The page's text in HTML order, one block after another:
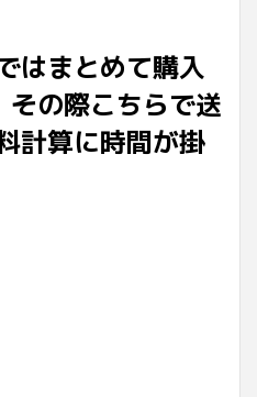
はまとめて購入
の際こちらで送
計算に時間が掛